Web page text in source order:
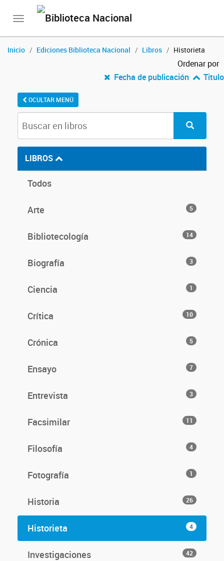
Toggle
Inicio Ediciones Biblioteca Nacional Libros Historieta
Ordenar por
Fecha de publicación
Titulo
OCULTAR MENÚ
LIBROS
Todos
Arte 5
Bibliotecología 14
Biografía 3
Ciencia 1
Crítica 10
Crónica 5
Ensayo 7
Entrevista 3
Facsimilar 11
Filosofía 4
Fotografía 1
Historia 26
Historieta 4
Investigaciones 42